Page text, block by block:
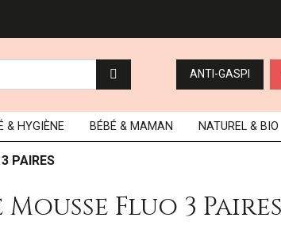
ANTI-GASPI
& HYGIÈNE BÉBÉ & MAMAN NATUREL & BIO
PAIRES
Fluo 3 Paires